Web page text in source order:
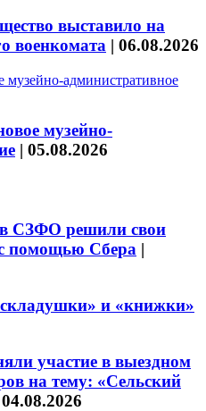
выставило на
военкомата | 06.08.2026
музейно-
| 05.08.2026
СЗФО решили свои
помощью Сбера |
и «книжки»
участие в выездном
на тему: «Сельский
04.08.2026